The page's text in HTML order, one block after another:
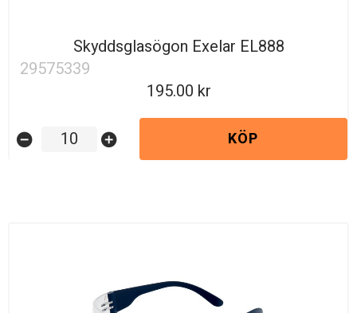
Skyddsglasögon Exelar EL888
29575339
195.00
remove_circle add_circle KÖP